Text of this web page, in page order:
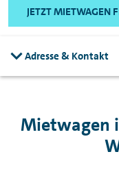
JETZT MIETWAGEN
Adresse & Kontakt
Mietwagen